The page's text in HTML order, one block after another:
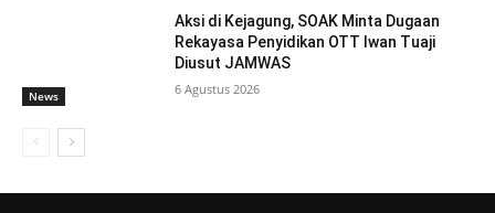
News
Aksi di Kejagung, SOAK Minta Dugaan
Rekayasa Penyidikan OTT Iwan Tuaji
Diusut JAMWAS
6 Agustus 2026